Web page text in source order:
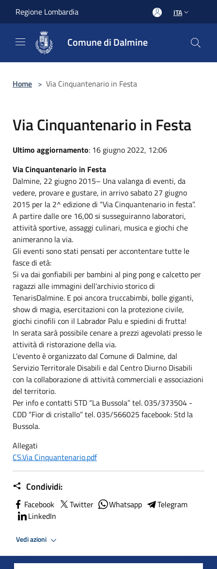
Regione Lombardia ITA
Comune di Dalmine
Home > Via Cinquantenario in Festa
Via Cinquantenario in Festa
Ultimo aggiornamento: 16 giugno 2022, 12:06
Via Cinquantenario in Festa
Dalmine, 22 giugno 2015– Una valanga di eventi, da
vedere, provare e gustare, in arrivo sabato 27 giugno
2015 per la 2^ edizione di “Via Cinquantenario in festa”.
A partire dalle ore 16,00 si susseguiranno laboratori,
attività sportive, assaggi culinari, musica e giochi che
animeranno la via.
Gli eventi sono stati pensati per accontentare tutte le
fasce di età:
Si va dai gonfiabili per bambini al ping pong e calcetto per
ragazzi alle immagini dell’archivio storico di
TenarisDalmine. E poi ancora truccabimbi, bolle giganti,
show di magia, esercitazioni con la protezione civile,
giochi cinofili con il Labrador Palu e spiedini di frutta!
In serata sarà possibile cenare a prezzi agevolati presso le
attività di ristorazione della via.
L'evento è organizzato dal Comune di Dalmine, dal
Servizio Territorale Disabili e dal Centro Diurno Disabili
con la collaborazione di attività commerciali e associazioni
del territorio.
Per info e contatti STD “La Bussola” tel. 035/373504 -
CDD “Fior di cristallo” tel. 035/566025 facebook: Std la
Bussola.
Allegati
CS.Via Cinquantenario.pdf
Condividi:
Facebook Twitter Whatsapp
Telegram
LinkedIn
Vedi azioni